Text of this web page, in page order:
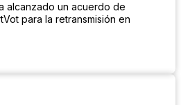
alcanzado un acuerdo de
para la retransmisión en